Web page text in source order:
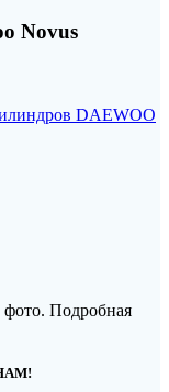
Novus
DAEWOO
фото. Подробная